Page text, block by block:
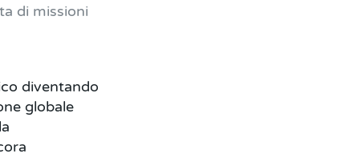
di missioni
diventando
globale